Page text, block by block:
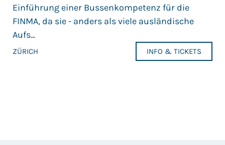
Einführung einer Bussenkompetenz für die
FINMA, da sie - anders als viele ausländische
Aufs...
ZÜRICH INFO & TICKETS